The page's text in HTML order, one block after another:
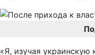
«Я, изучая